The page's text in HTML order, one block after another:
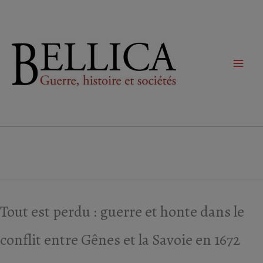
contenu
Tout est perdu : guerre et honte dans le
conflit entre Gênes et la Savoie en 1672